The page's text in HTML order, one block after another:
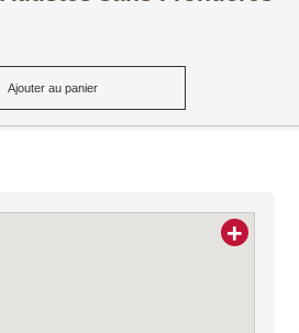
Ajouter au panier
+